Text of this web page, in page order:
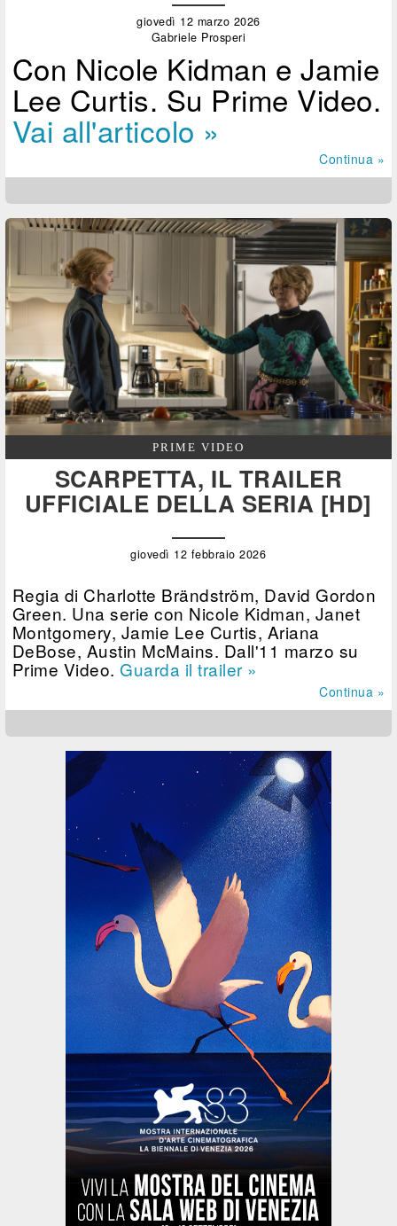
giovedì 12 marzo 2026
Gabriele Prosperi
Con Nicole Kidman e Jamie
Lee Curtis. Su Prime Video.
Vai all'articolo »
Continua »
PRIME VIDEO
SCARPETTA, IL TRAILER
UFFICIALE DELLA SERIA [HD]
giovedì 12 febbraio 2026
Regia di Charlotte Brändström, David Gordon
Green. Una serie con Nicole Kidman, Janet
Montgomery, Jamie Lee Curtis, Ariana
DeBose, Austin McMains. Dall'11 marzo su
Prime Video. Guarda il trailer »
Continua »